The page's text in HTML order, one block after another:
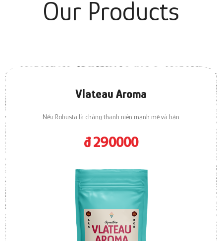
Our Products
Vlateau Aroma
Nếu Robusta là chàng thanh niên mạnh mẽ và bản
đ 290000